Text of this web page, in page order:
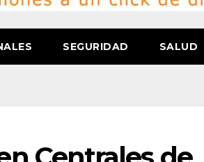
SEGURIDAD SALUD